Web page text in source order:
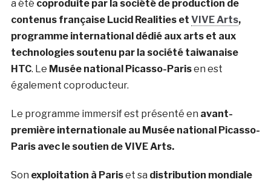
a été coproduite par la société de production de
contenus française Lucid Realities et VIVE Arts,
programme international dédié aux arts et aux
technologies soutenu par la société taiwanaise
HTC. Le Musée national Picasso-Parisen est
également coproducteur.
Le programme immersif est présenté en avant-
première internationale au Musée national Picasso-
Paris avec le soutien de VIVE Arts.
Son exploitation à Pariset sa distribution mondiale